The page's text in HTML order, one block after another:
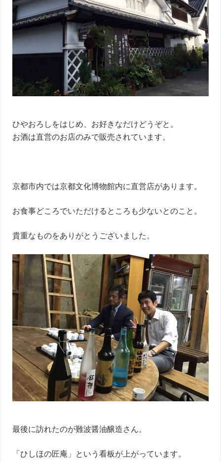
ひやおろしをはじめ、お好きなだけどうぞと。
お酒は直営のお店のみで販売されています。
京都市内では京都文化博物館内に直営店があります。
お食事どころでいただけるところも少ないとのこと。
貴重なものをありがとうございました。
最後に訪れたのが難波醤油醸造さん。
「ひしほの匠庵」という看板が上がっています。